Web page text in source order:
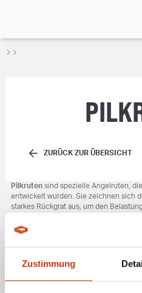
Zustimmung
ZURÜCK ZUR ÜBERSICHT
Pilkrutensind spezielle Angelruten,
entwickelt wurden. Sie zeichnen sich
starkes Rückgrat aus, um den
Die Länge einer Pilkrute liegt meist
ausgelegt, die in tiefen Gewässern